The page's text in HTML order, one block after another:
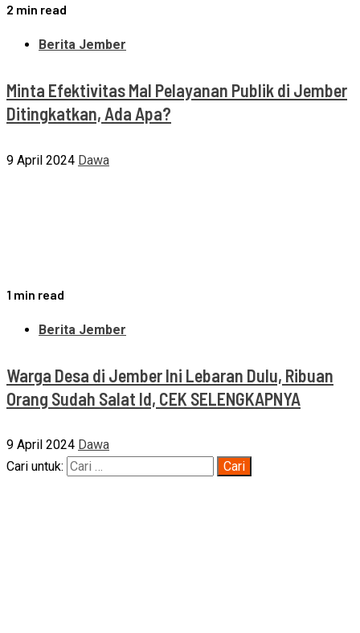
2 min read
Berita Jember
Minta Efektivitas Mal Pelayanan Publik di Jember
Ditingkatkan, Ada Apa?
9 April 2024 Dawa
1 min read
Berita Jember
Warga Desa di Jember Ini Lebaran Dulu, Ribuan
Orang Sudah Salat Id, CEK SELENGKAPNYA
9 April 2024 Dawa
Cari untuk: